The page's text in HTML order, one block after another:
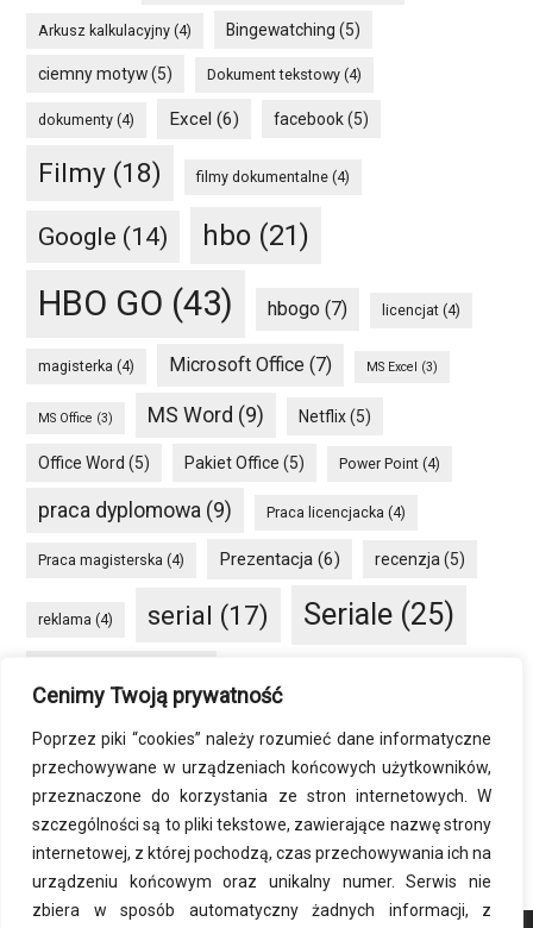
Cenimy Twoją prywatność
Poprzez piki “cookies” należy rozumieć dane informatyczne
przechowywane w urządzeniach końcowych użytkowników,
przeznaczone do korzystania ze stron internetowych. W
szczególności są to pliki tekstowe, zawierające nazwę strony
internetowej, z której pochodzą, czas przechowywania ich na
urządzeniu końcowym oraz unikalny numer. Serwis nie
zbiera w sposób automatyczny żadnych informacji, z
Arkusz kalkulacyjny (4) Bingewatching (5)
ciemny motyw(5) Dokument tekstowy (4)
dokumenty (4) Excel (6) facebook(5)
Filmy (18) filmy dokumentalne (4)
Google (14) hbo (21)
HBO GO (43) hbogo (7) licencjat (4)
magisterka (4) Microsoft Office (7) MS Excel (3)
MS Office (3) MS Word (9) Netflix(5)
Office Word (5) Pakiet Office (5) Power Point (4)
praca dyplomowa (9) Praca licencjacka (4)
Praca magisterska (4) Prezentacja (6) recenzja(5)
reklama (4) serial (17) Seriale (25)
sprzęt(6) VOD(34) Windows(5)
Windows 10 (7) Word(8)
zmiana rozdzielczości